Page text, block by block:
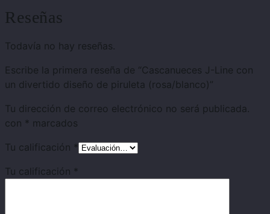
Reseñas
Todavía no hay reseñas.
Escribe la primera reseña de “Cascanueces J-Line con
un divertido diseño de piruleta (rosa/blanco)”
Tu dirección de correo electrónico no será publicada.
con * marcados
Tu calificación *
Tu calificación *